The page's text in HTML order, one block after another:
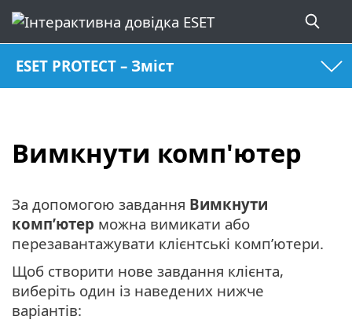
ESET PROTECT – Зміст
Вимкнути комп'ютер
За допомогою завдання Вимкнути
комп’ютер можна вимикати або
перезавантажувати клієнтські комп’ютери.
Щоб створити нове завдання клієнта,
виберіть один із наведених нижче
варіантів: